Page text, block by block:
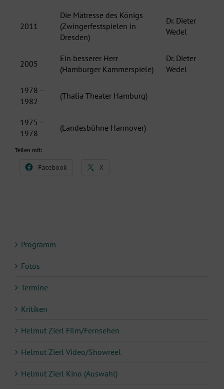
2011
Die Mätresse des Königs
(Zwingerfestspielen in
Dresden)
Dr. Dieter
Wedel
2005
Ein besserer Herr
(Hamburger Kammerspiele)
Dr. Dieter
Wedel
1978 –
1982
(Thalia Theater Hamburg)
1975 –
1978
(Landesbühne Hannover)
Teilen mit:
Facebook X
Programm
Fotos
Termine
Kritiken
Helmut Zierl Film/Fernsehen
Helmut Zierl Video/Showreel
Helmut Zierl Kino (Auswahl)